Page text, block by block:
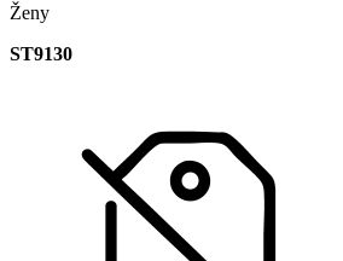
Ženy
ST9130